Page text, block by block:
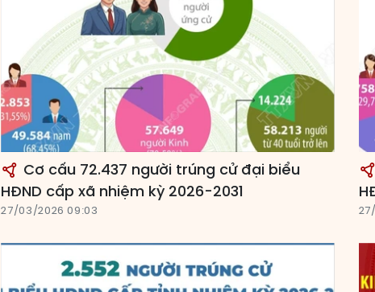
Cơ cấu 72.437 người trúng cử đại biểu
HĐND cấp xã nhiệm kỳ 2026-2031
27/03/2026 09:03